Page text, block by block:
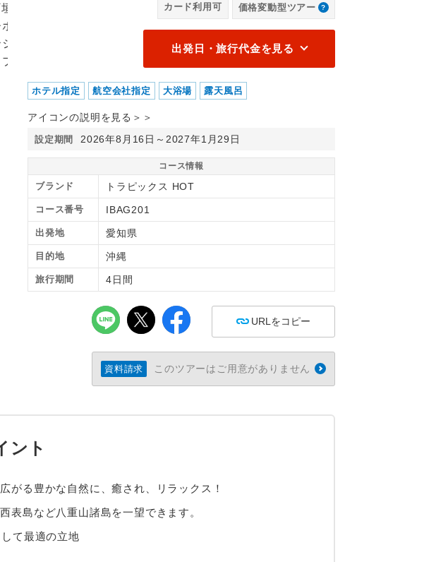
カード利用可 価格変動型ツアー
出発日・旅行代金を見る
ホテル指定 航空会社指定 大浴場 露天風呂
アイコンの説明を見る＞＞
設定期間 2026年8月16日～2027年1月29日
コース情報
ブランド トラピックス HOT
コース番号 IBAG201
出発地 愛知県
目的地 沖縄
旅行期間 4日間
URLをコピー
資料請求 このツアーはご用意がありません
ント
る豊かな自然に、癒され、リラックス！
表島など八重山諸島を一望できます。
て最適の立地